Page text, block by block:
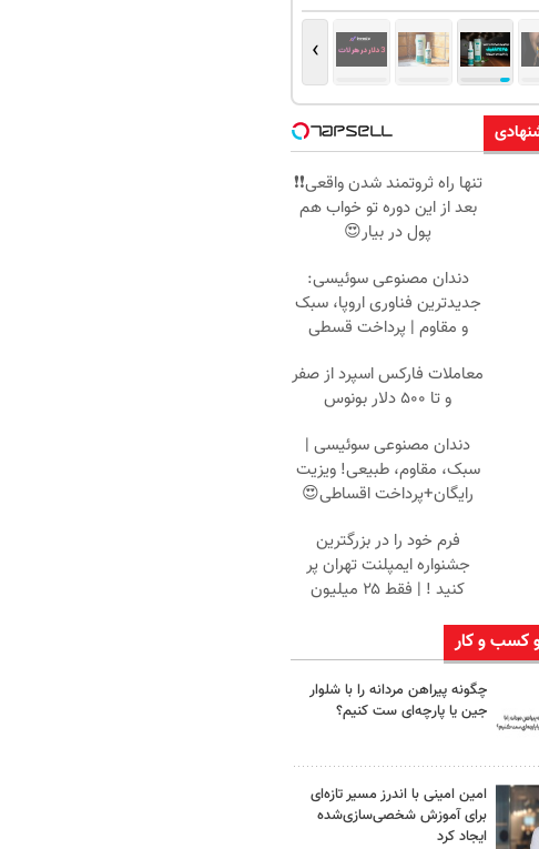
›
تنها راه ثروتمند شدن واقعی❗❗
بعد از این دوره تو خواب هم
پول در بیار😍
دندان مصنوعی سوئیسی:
جدیدترین فناوری اروپا، سبک
و مقاوم | پرداخت قسطی
معاملات فارکس اسپرد از صفر
و تا ۵۰۰ دلار بونوس
دندان مصنوعی سوئیسی |
سبک، مقاوم، طبیعی! ویزیت
رایگان+پرداخت اقساطی😍
فرم خود را در بزرگترین
جشنواره ایمپلنت تهران پر
کنید ! | فقط ۲۵ میلیون
و کسب و کار
چگونه پیراهن مردانه را با شلوار
جین یا پارچه‌ای ست کنیم؟
امین امینی با اندرز مسیر تازه‌ای
برای آموزش شخصی‌سازی‌شده
ایجاد کرد